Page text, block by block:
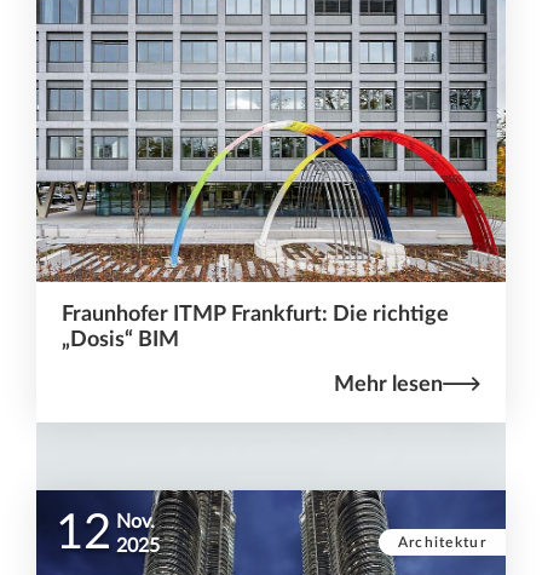
Fraunhofer ITMP Frankfurt: Die richtige
„Dosis“ BIM
Mehr lesen
Architektur
12 Nov.
2025